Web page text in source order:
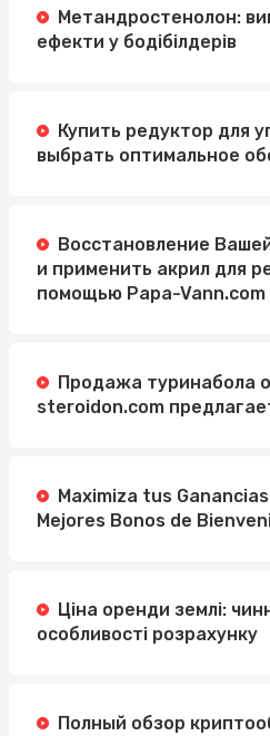
Метандростенолон:
ефекти у бодібілдерів
Купить редуктор для
выбрать оптимальное
Восстановление
и применить акрил для
помощью Papa-Vann.com
Продажа туринабола
steroidon.com
Maximiza tus
Mejores Bonos de
Ціна оренди землі:
особливості розрахунку
Полный обзор